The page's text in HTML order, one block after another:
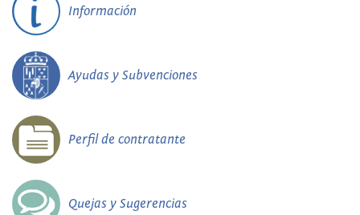
Información
Ayudas y Subvenciones
Perfil de contratante
Quejas y Sugerencias